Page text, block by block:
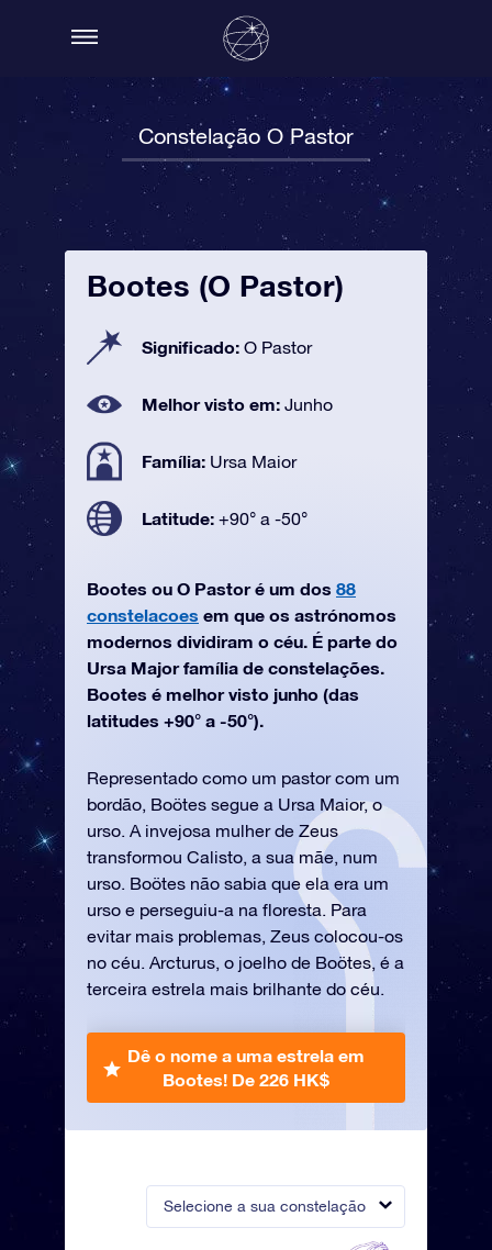
Constelação O Pastor
Selecione a sua constelação
Bootes (O Pastor)
Significado: O Pastor
Melhor visto em: Junho
Família: Ursa Maior
Latitude: +90° a -50°
Bootes ou O Pastor é um dos 88
constelacoes em que os astrónomos
modernos dividiram o céu. É parte do
Ursa Major família de constelações.
Bootes é melhor visto junho (das
latitudes +90° a -50°).
Representado como um pastor com um
bordão, Boötes segue a Ursa Maior, o
urso. A invejosa mulher de Zeus
transformou Calisto, a sua mãe, num
urso. Boötes não sabia que ela era um
urso e perseguiu-a na floresta. Para
evitar mais problemas, Zeus colocou-os
no céu. Arcturus, o joelho de Boötes, é a
terceira estrela mais brilhante do céu.
Dê o nome a uma estrela em
Bootes! De 226 HK$